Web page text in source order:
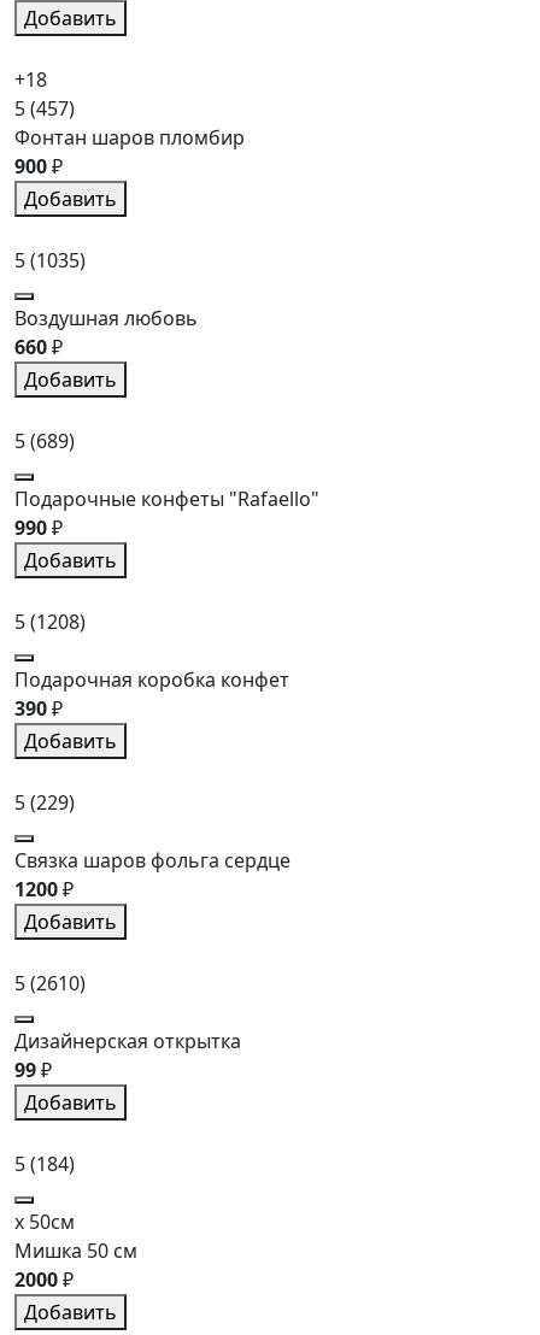
Добавить
+18
5(457)
Фонтан шаров пломбир
900₽
Добавить
5(1035)
Воздушная любовь
660₽
Добавить
5(689)
Подарочные конфеты "Rafaello"
990₽
Добавить
5(1208)
Подарочная коробка конфет
390₽
Добавить
5(229)
Связка шаров фольга сердце
1200₽
Добавить
5(2610)
Дизайнерская открытка
99₽
Добавить
5(184)
x 50см
Мишка 50 см
2000₽
Добавить